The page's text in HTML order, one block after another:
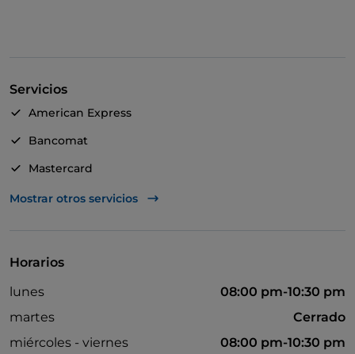
Servicios
American Express
Bancomat
Mastercard
TheFork PAY
Se habla inglés
Mostrar otros servicios
Horarios
lunes
08:00 pm-10:30 pm
martes
Cerrado
miércoles - viernes
08:00 pm-10:30 pm